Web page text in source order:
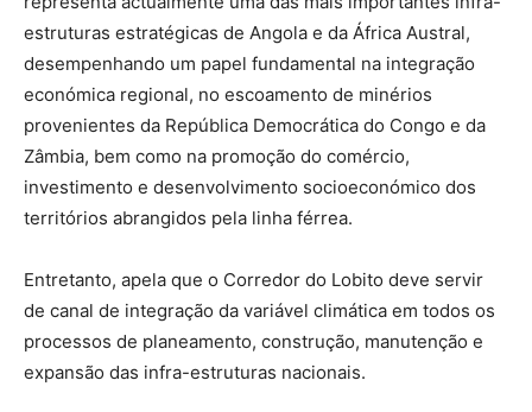
estruturas estratégicas de Angola e da África Austral,
desempenhando um papel fundamental na integração
económica regional, no escoamento de minérios
provenientes da República Democrática do Congo e da
Zâmbia, bem como na promoção do comércio,
investimento e desenvolvimento socioeconómico dos
territórios abrangidos pela linha férrea.
Entretanto, apela que o Corredor do Lobito deve servir
de canal de integração da variável climática em todos os
processos de planeamento, construção, manutenção e
expansão das infra-estruturas nacionais.